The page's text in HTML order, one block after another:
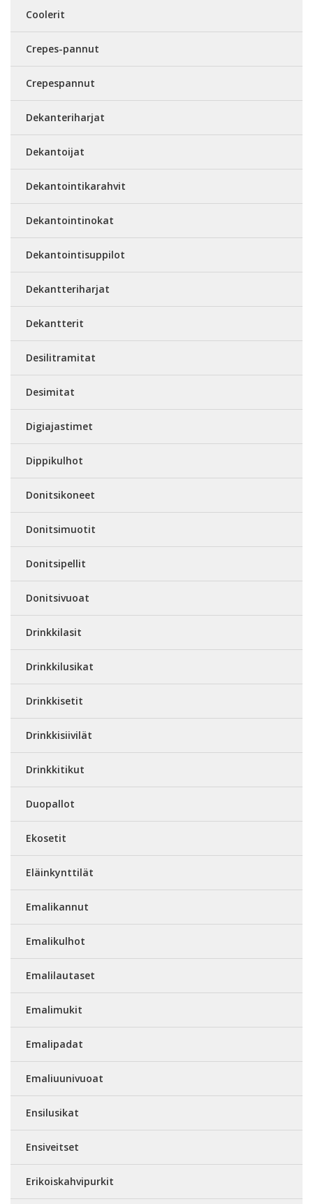
Coolerit
Crepes-pannut
Crepespannut
Dekanteriharjat
Dekantoijat
Dekantointikarahvit
Dekantointinokat
Dekantointisuppilot
Dekantteriharjat
Dekantterit
Desilitramitat
Desimitat
Digiajastimet
Dippikulhot
Donitsikoneet
Donitsimuotit
Donitsipellit
Donitsivuoat
Drinkkilasit
Drinkkilusikat
Drinkkisetit
Drinkkisiivilät
Drinkkitikut
Duopallot
Ekosetit
Eläinkynttilät
Emalikannut
Emalikulhot
Emalilautaset
Emalimukit
Emalipadat
Emaliuunivuoat
Ensilusikat
Ensiveitset
Erikoiskahvipurkit